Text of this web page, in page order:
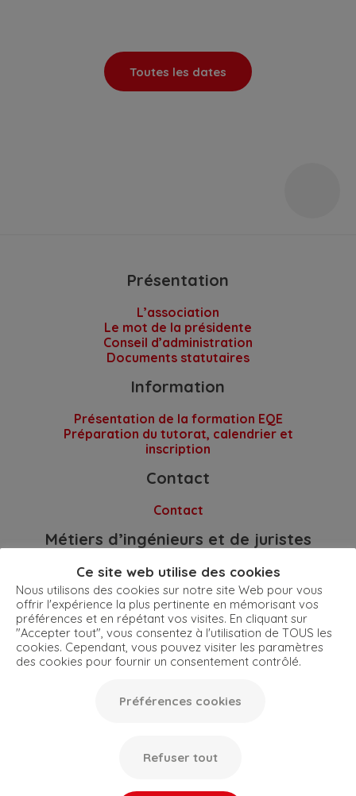
Toutes les dates
Présentation
L’association
Le mot de la présidente
Conseil d’administration
Documents statutaires
Information
Présentation de la formation EQE
Préparation du tutorat, calendrier et
inscription
Contact
Contact
Métiers d’ingénieurs et de juristes
Témoignages de parcours dans la PI
Pour en savoir plus
Mentions légalesPolitique de confidentialitéPlan du site
Ce site web utilise des cookies
Nous utilisons des cookies sur notre site Web pour vous
offrir l'expérience la plus pertinente en mémorisant vos
préférences et en répétant vos visites. En cliquant sur
"Accepter tout", vous consentez à l'utilisation de TOUS les
cookies. Cependant, vous pouvez visiter les paramètres
des cookies pour fournir un consentement contrôlé.
Préférences cookies
Refuser tout